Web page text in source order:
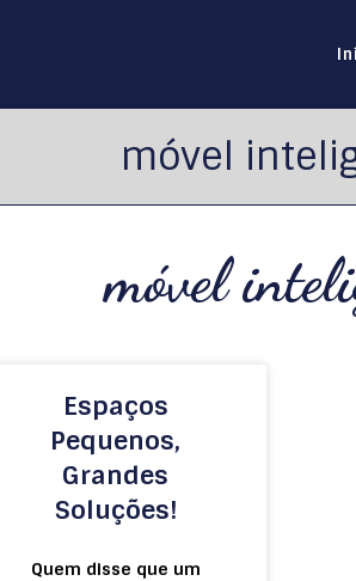
móvel
móvel
Espaços
Pequenos,
Grandes
Soluções!
Quem disse que um